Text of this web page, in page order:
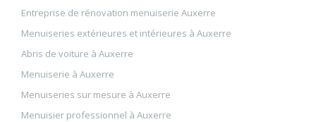
Entreprise de rénovation menuiserie Auxerre
Menuiseries extérieures et intérieures à Auxerre
Abris de voiture à Auxerre
Menuiserie à Auxerre
Menuiseries sur mesure à Auxerre
Menuisier professionnel à Auxerre